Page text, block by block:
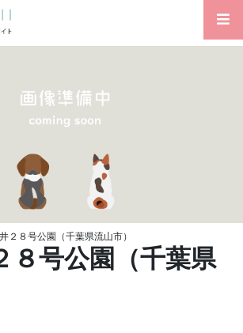
２８号公園（千葉県流山市）
８号公園（千葉県